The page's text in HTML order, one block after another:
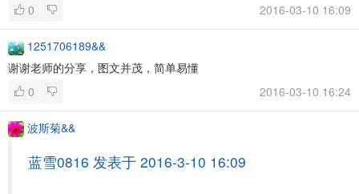
0
2016-03-10 16:09
1251706189&&
谢谢老师的分享，图文并茂，简单易懂
0
2016-03-10 16:24
波斯菊&&
蓝雪0816 发表于 2016-3-10 16:09